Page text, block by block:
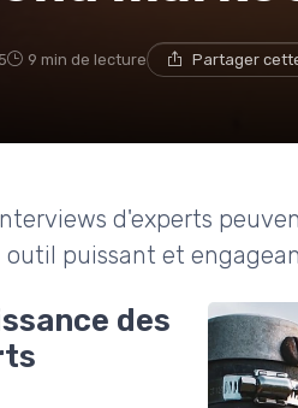
9 min de lecture Partager
d'experts
puissant et
des